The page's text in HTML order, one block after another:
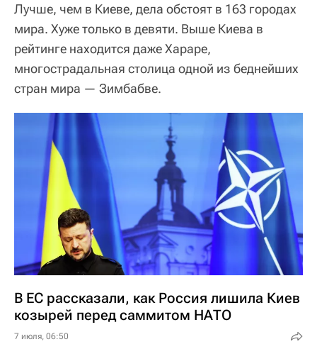
Лучше, чем в Киеве, дела обстоят в 163 городах
мира. Хуже только в девяти. Выше Киева в
рейтинге находится даже Хараре,
многострадальная столица одной из беднейших
стран мира — Зимбабве.
В ЕС рассказали, как Россия лишила Киев
козырей перед саммитом НАТО
7 июля, 06:50